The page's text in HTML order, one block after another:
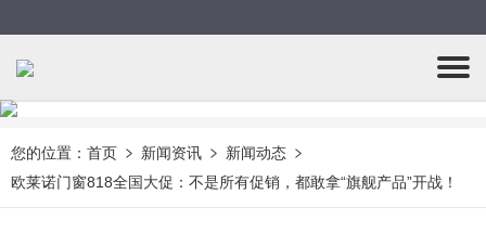
您的位置： 首页 新闻资讯
新闻动态
欧莱诺门窗818全国大促：不是所有促销，都敢拿“旗舰产品”开战！